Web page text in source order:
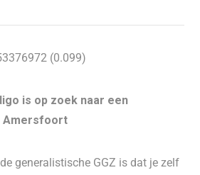
(0.099)
is op zoek naar een
Amersfoort
generalistische GGZ is dat je zelf